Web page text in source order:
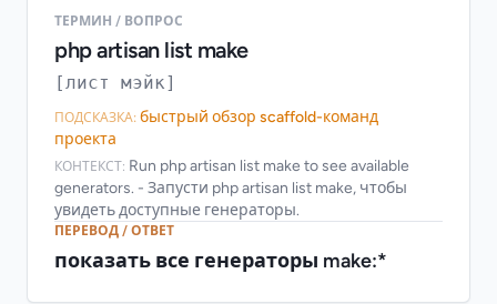
ТЕРМИН / ВОПРОС
php artisan list make
[лист мэйк]
ПОДСКАЗКА: быстрый обзор scaffold-команд
проекта
КОНТЕКСТ: Run php artisan list make to see available
generators. - Запусти php artisan list make, чтобы
увидеть доступные генераторы.
ПЕРЕВОД / ОТВЕТ
показать все генераторы make:*